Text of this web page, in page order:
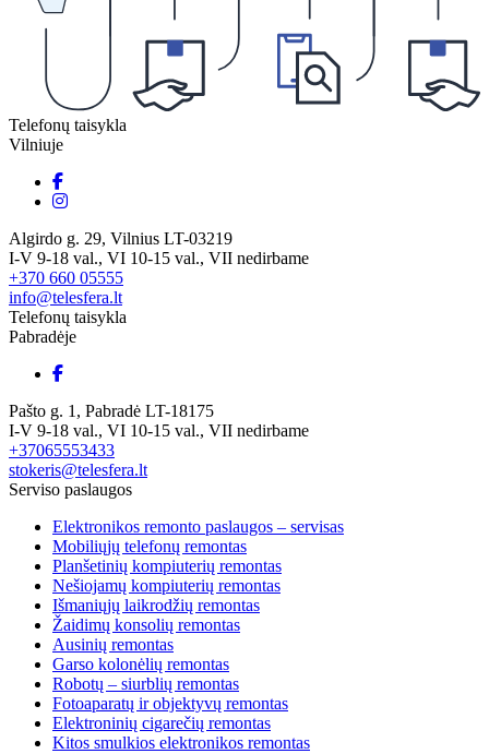
Telefonų taisykla
Vilniuje
Algirdo g. 29, Vilnius LT-03219
I-V 9-18 val., VI 10-15 val., VII nedirbame
+370 660 05555
info@telesfera.lt
Telefonų taisykla
Pabradėje
Pašto g. 1, Pabradė LT-18175
I-V 9-18 val., VI 10-15 val., VII nedirbame
+37065553433
stokeris@telesfera.lt
Serviso paslaugos
Elektronikos remonto paslaugos – servisas
Mobiliųjų telefonų remontas
Planšetinių kompiuterių remontas
Nešiojamų kompiuterių remontas
Išmaniųjų laikrodžių remontas
Žaidimų konsolių remontas
Ausinių remontas
Garso kolonėlių remontas
Robotų – siurblių remontas
Fotoaparatų ir objektyvų remontas
Elektroninių cigarečių remontas
Kitos smulkios elektronikos remontas